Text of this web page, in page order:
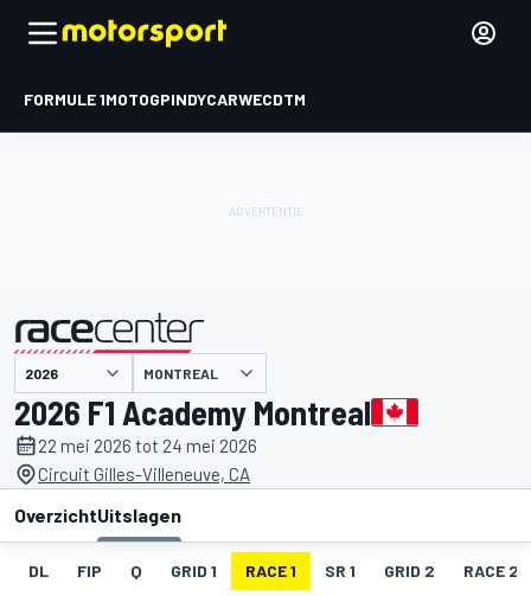
FORMULE 1MOTOGPINDYCARWECDTM
gepresenteerd door MONTREAL
2026 F1 Academy Montreal
22 mei 2026 tot 24 mei 2026
Circuit Gilles-Villeneuve, CA
OverzichtUitslagen
DL FIP Q GRID 1 RACE 1 SR 1 GRID 2 RACE 2